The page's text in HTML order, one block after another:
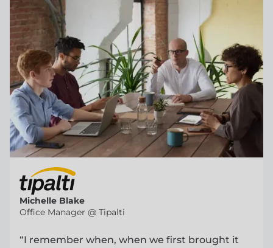
Michelle Blake
Office Manager @ Tipalti
“I remember when, when we first brought it